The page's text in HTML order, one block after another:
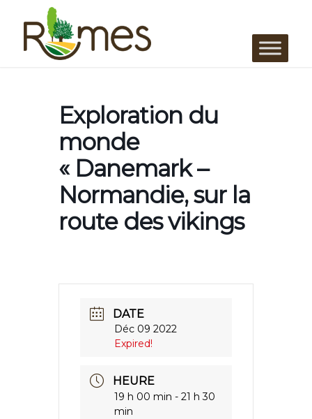
Exploration du
monde
« Danemark –
Normandie, sur la
route des vikings
DATE
Déc 09 2022
Expired!
HEURE
19 h 00 min - 21 h 30
min